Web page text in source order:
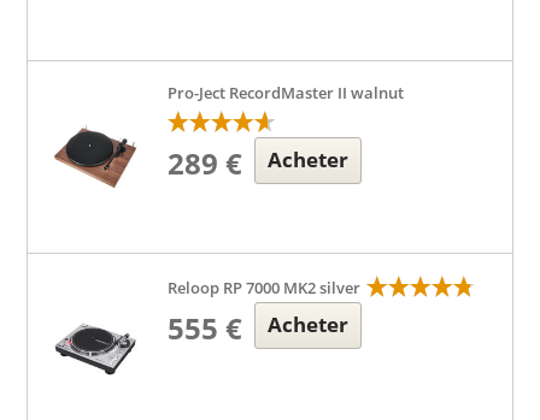
Pro-Ject RecordMaster II walnut
289 € Acheter
Reloop RP 7000 MK2 silver
555 € Acheter